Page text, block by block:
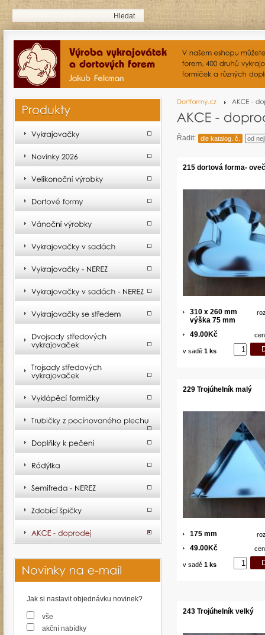
Řadit: dle katalog. č. od
215 dortová forma-
310 x 260 mm
výška 75 mm
49.00Kč
v sadě 1 ks
229 Trojúhelník malý
175 mm
49.00Kč
v sadě 1 ks
243 Trojúhelník velký
Jak si nastavit objednávku novinek?
vše
akční nabídky